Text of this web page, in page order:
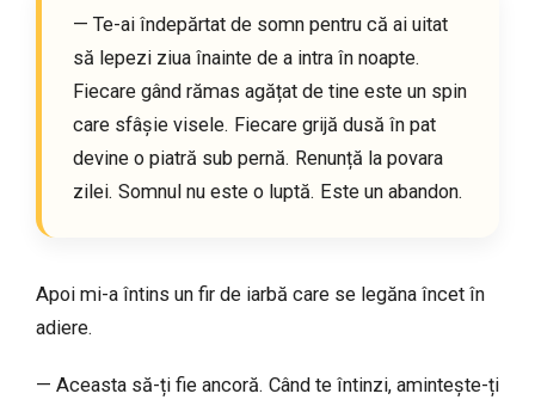
— Te-ai îndepărtat de somn pentru că ai uitat
să lepezi ziua înainte de a intra în noapte.
Fiecare gând rămas agățat de tine este un spin
care sfâșie visele. Fiecare grijă dusă în pat
devine o piatră sub pernă. Renunță la povara
zilei. Somnul nu este o luptă. Este un abandon.
Apoi mi-a întins un fir de iarbă care se legăna încet în
adiere.
— Aceasta să-ți fie ancoră. Când te întinzi, amintește-ți